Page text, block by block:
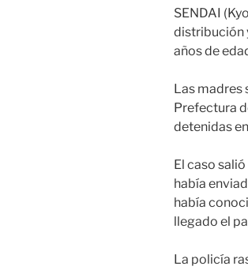
SENDAI
distribución
años de
Las madres
Prefectura
detenidas
El caso
había
había
llegado el
La policía